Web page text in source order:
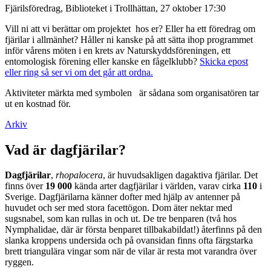
Fjärilsföredrag, Biblioteket i Trollhättan, 27 oktober 17:30
Vill ni att vi berättar om projektet hos er? Eller ha ett föredrag om
fjärilar i allmänhet? Håller ni kanske på att sätta ihop programmet
inför vårens möten i en krets av Naturskyddsföreningen, ett
entomologisk förening eller kanske en fågelklubb? Skicka epost
eller ring så ser vi om det går att ordna.
Aktiviteter märkta med symbolen
är sådana som organisatören tar
ut en kostnad för.
Arkiv
Vad är dagfjärilar?
Dagfjärilar, rhopalocera, är huvudsakligen dagaktiva fjärilar. Det
finns över 19 000 kända arter dagfjärilar i världen, varav cirka 110 i
Sverige. Dagfjärilarna känner dofter med hjälp av antenner på
huvudet och ser med stora facettögon. Dom äter nektar med
sugsnabel, som kan rullas in och ut. De tre benparen (två hos
Nymphalidae, där är första benparet tillbakabildat!) återfinns på den
slanka kroppens undersida och på ovansidan finns ofta färgstarka
brett triangulära vingar som när de vilar är resta mot varandra över
ryggen.